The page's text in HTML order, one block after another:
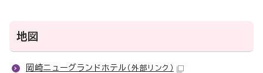
地図
岡崎ニューグランドホテル （外部リンク）